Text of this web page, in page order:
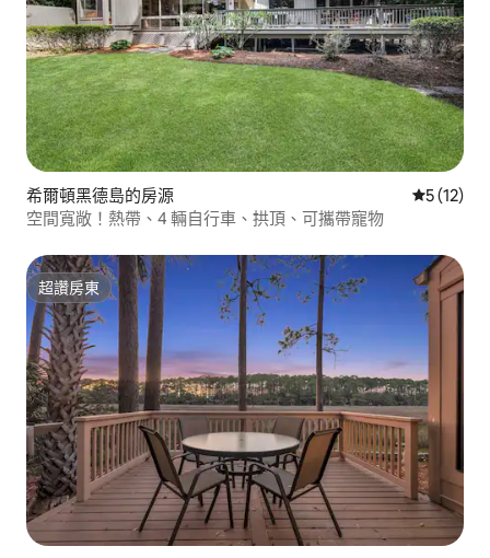
希爾頓黑德島的房源 從 12 則
5 (12)
空間寬敞！熱帶、4 輛自行車、拱頂、可攜帶寵物
超讚房東
超讚房東